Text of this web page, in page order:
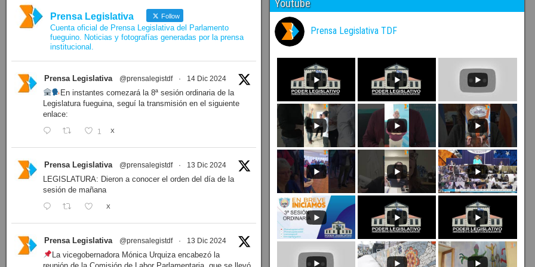
Prensa Legislativa Follow
Cuenta oficial de Prensa Legislativa del Parlamento
fueguino. Noticias y fotografías generadas por la prensa
institucional.
Prensa Legislativa @prensalegistdf · 14 Dic 2024
En instantes comezará la 8ª sesión ordinaria de la
Legislatura fueguina, seguí la transmisión en el siguiente
enlace:
1 X
Prensa Legislativa @prensalegistdf · 13 Dic 2024
LEGISLATURA: Dieron a conocer el orden del día de la
sesión de mañana
X
Prensa Legislativa @prensalegistdf · 13 Dic 2024
La vicegobernadora Mónica Urquiza encabezó la
Youtube
Prensa Legislativa TDF